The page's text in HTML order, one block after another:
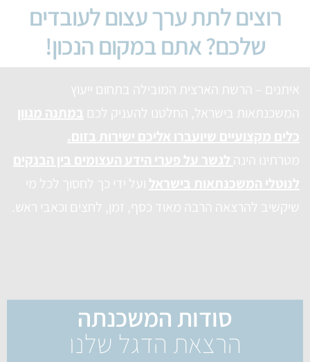
רוצים לתת ערך עצום לעובדים
שלכם? אתם במקום הנכון!
איתנים – הרשת הארצית המובילה בתחום ייעוץ
המשכנתאות בישראל, החלטנו להעניק לכם במתנה מגוון
כלים מקצועיים שיועברו אליכם ישירות בזום.
מטרתינו הינה לגשר על פערי הידע העצומים בין הבנקים
לנוטלי המשכנתאות בישראל ועל ידי כך לחסוך לכל מי
שיקשיב להרצאה הרבה מאוד כסף, זמן, לחצים וכאבי ראש.
סודות המשכנתה
הרצאת הדגל שלנו